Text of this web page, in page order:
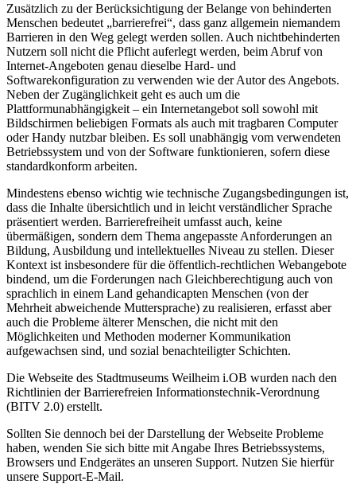
Zusätzlich zu der Berücksichtigung der Belange von behinderten
Menschen bedeutet „barrierefrei“, dass ganz allgemein niemandem
Barrieren in den Weg gelegt werden sollen. Auch nichtbehinderten
Nutzern soll nicht die Pflicht auferlegt werden, beim Abruf von
Internet-Angeboten genau dieselbe Hard- und
Softwarekonfiguration zu verwenden wie der Autor des Angebots.
Neben der Zugänglichkeit geht es auch um die
Plattformunabhängigkeit – ein Internetangebot soll sowohl mit
Bildschirmen beliebigen Formats als auch mit tragbaren Computer
oder Handy nutzbar bleiben. Es soll unabhängig vom verwendeten
Betriebssystem und von der Software funktionieren, sofern diese
standardkonform arbeiten.
Mindestens ebenso wichtig wie technische Zugangsbedingungen ist,
dass die Inhalte übersichtlich und in leicht verständlicher Sprache
präsentiert werden. Barrierefreiheit umfasst auch, keine
übermäßigen, sondern dem Thema angepasste Anforderungen an
Bildung, Ausbildung und intellektuelles Niveau zu stellen. Dieser
Kontext ist insbesondere für die öffentlich-rechtlichen Webangebote
bindend, um die Forderungen nach Gleichberechtigung auch von
sprachlich in einem Land gehandicapten Menschen (von der
Mehrheit abweichende Muttersprache) zu realisieren, erfasst aber
auch die Probleme älterer Menschen, die nicht mit den
Möglichkeiten und Methoden moderner Kommunikation
aufgewachsen sind, und sozial benachteiligter Schichten.
Die Webseite des Stadtmuseums Weilheim i.OB wurden nach den
Richtlinien der Barrierefreien Informationstechnik-Verordnung
(BITV 2.0) erstellt.
Sollten Sie dennoch bei der Darstellung der Webseite Probleme
haben, wenden Sie sich bitte mit Angabe Ihres Betriebssystems,
Browsers und Endgerätes an unseren Support. Nutzen Sie hierfür
unsere Support-E-Mail.